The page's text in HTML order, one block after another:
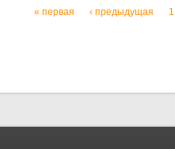
« первая ‹ предыдущая 1